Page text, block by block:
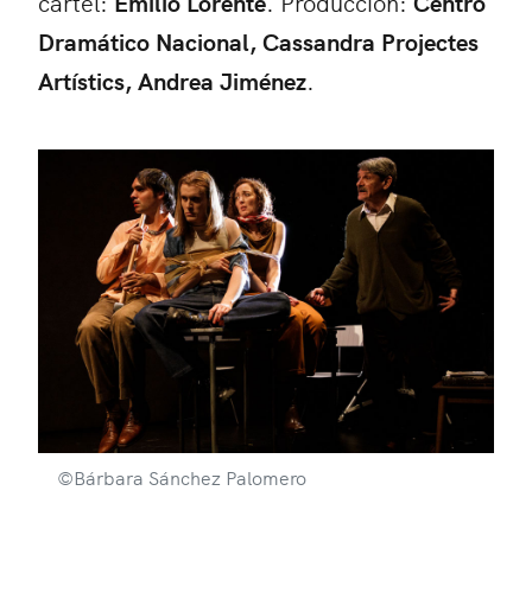
Dramático Nacional, Cassandra Projectes
Artístics, Andrea Jiménez.
©Bárbara Sánchez Palomero